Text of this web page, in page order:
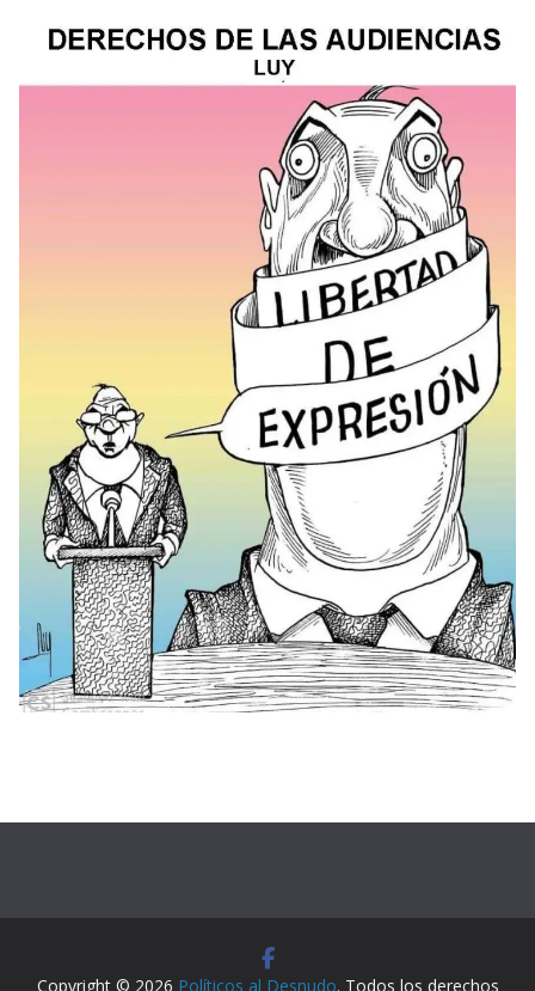
Copyright © 2026 Políticos al Desnudo. Todos los derechos